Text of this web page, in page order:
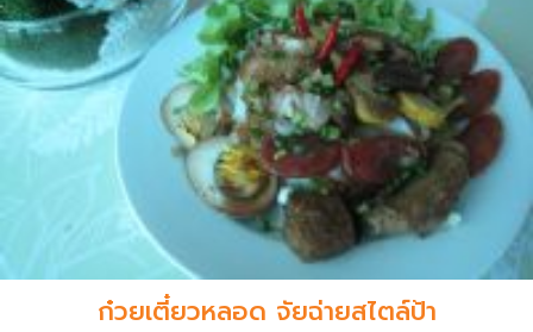
ก๋วยเตี๋ยวหลอด จัยฉ่ายสไตล์ป้า